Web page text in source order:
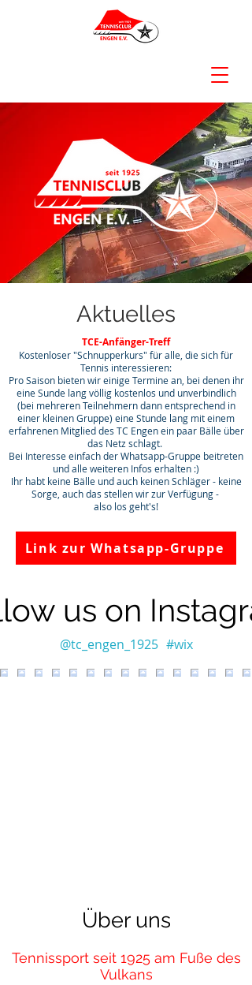
Aktuelles
TCE-Anfänger-Treff
Kostenloser "Schnupperkurs" für alle, die sich für
Tennis interessieren:
Pro Saison bieten wir einige Termine an, bei denen ihr
eine Sunde lang völlig kostenlos und unverbindlich
(bei mehreren Teilnehmern dann entsprechend in
einer kleinen Gruppe) eine Stunde lang mit einem
erfahrenen Mitglied des TC Engen ein paar Bälle über
das Netz schlagt.
Bei Interesse einfach der Whatsapp-Gruppe beitreten
und alle weiteren Infos erhalten :)
Ihr habt keine Bälle und auch keinen Schläger - keine
Sorge, auch das stellen wir zur Verfügung -
also los geht's!
Link zur Whatsapp-Gruppe
us on
#wix
@tc_engen_1925
Über uns
Tennissport seit 1925 am Fuße des
Vulkans